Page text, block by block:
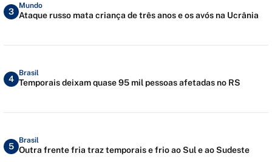
3
Mundo
Ataque russo mata criança de três anos e os avós na Ucrânia
4
Brasil
Temporais deixam quase 95 mil pessoas afetadas no RS
5
Brasil
Outra frente fria traz temporais e frio ao Sul e ao Sudeste